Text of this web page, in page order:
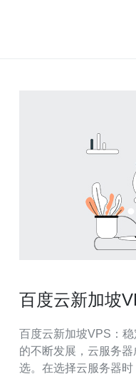
百度云新加坡
百度云新加坡VPS：稳定高
的不断发展，云服务
选。在选择云服务器